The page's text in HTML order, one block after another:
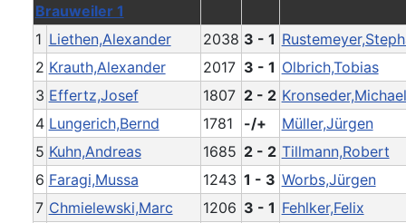
Brauweiler 1
1 Liethen,Alexander 2038 3 - 1
2 Krauth,Alexander 2017 3 - 1 Olbrich,Tobias
3 Effertz,Josef 1807 2 - 2 Kronseder,Michael
4 Lungerich,Bernd 1781 -/+
Müller,Jürgen
5 Kuhn,Andreas 1685 2 - 2 Tillmann,Robert
6 Faragi,Mussa 1243 1 - 3 Worbs,Jürgen
7 Chmielewski,Marc 1206 3 - 1 Fehlker,Felix